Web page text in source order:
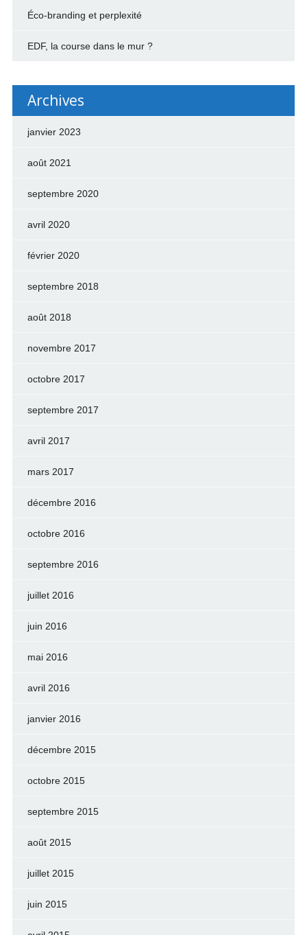
Éco-branding et perplexité
EDF, la course dans le mur ?
Archives
janvier 2023
août 2021
septembre 2020
avril 2020
février 2020
septembre 2018
août 2018
novembre 2017
octobre 2017
septembre 2017
avril 2017
mars 2017
décembre 2016
octobre 2016
septembre 2016
juillet 2016
juin 2016
mai 2016
avril 2016
janvier 2016
décembre 2015
octobre 2015
septembre 2015
août 2015
juillet 2015
juin 2015